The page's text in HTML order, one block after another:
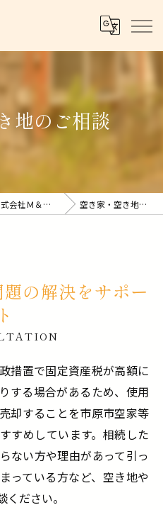
地のご相談
千葉県市原の不動産売却なら株式会社Ｍ＆Ｉコーポレーション 空き家・空き地のご相談
の解決をサポー
ト
措置で固定資産税が高額に
する場合があるため、使用
却することを市原市空家等
すめしています。相続した
ない方や理由があって引っ
っている方など、空き地や
ださい。